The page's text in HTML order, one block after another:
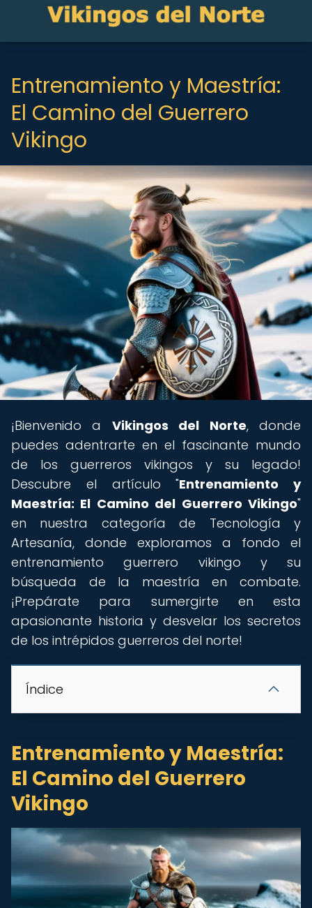
Entrenamiento y Maestría:
El Camino del Guerrero
Vikingo
¡Bienvenido a Vikingos del Norte, donde
puedes adentrarte en el fascinante mundo
de los guerreros vikingos y su legado!
Descubre el artículo "Entrenamiento y
Maestría: El Camino del Guerrero Vikingo"
en nuestra categoría de Tecnología y
Artesanía, donde exploramos a fondo el
entrenamiento guerrero vikingo y su
búsqueda de la maestría en combate.
¡Prepárate para sumergirte en esta
apasionante historia y desvelar los secretos
de los intrépidos guerreros del norte!
Índice
Entrenamiento y Maestría:
El Camino del Guerrero
Vikingo